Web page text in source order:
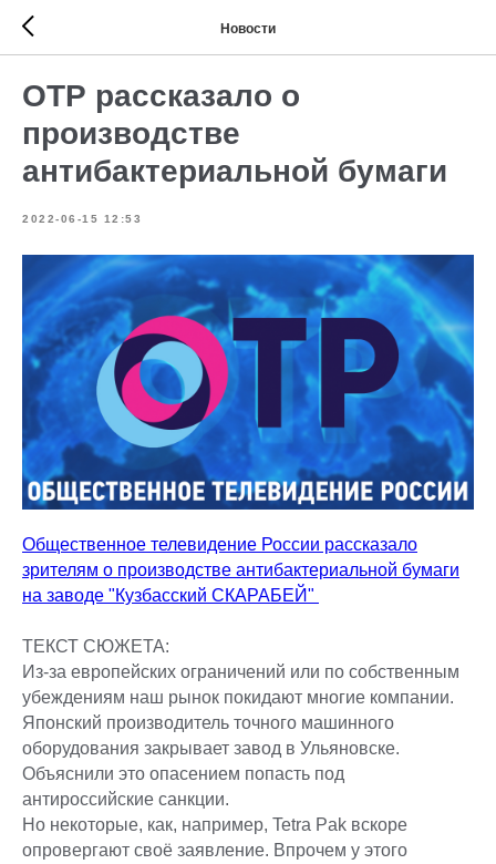
Новости
ОТР рассказало о
производстве
антибактериальной бумаги
2022-06-15 12:53
Общественное телевидение России рассказало
зрителям о производстве антибактериальной бумаги
на заводе "Кузбасский СКАРАБЕЙ"
ТЕКСТ СЮЖЕТА:
Из-за европейских ограничений или по собственным
убеждениям наш рынок покидают многие компании.
Японский производитель точного машинного
оборудования закрывает завод в Ульяновске.
Объяснили это опасением попасть под
антироссийские санкции.
Но некоторые, как, например, Tetra Pak вскоре
опровергают своё заявление. Впрочем у этого